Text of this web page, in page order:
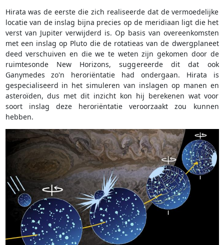
Hirata was de eerste die zich realiseerde dat de vermoedelijke
locatie van de inslag bijna precies op de meridiaan ligt die het
verst van Jupiter verwijderd is. Op basis van overeenkomsten
met een inslag op Pluto die de rotatieas van de dwergplaneet
deed verschuiven en die we te weten zijn gekomen door de
ruimtesonde New Horizons, suggereerde dit dat ook
Ganymedes zo'n heroriëntatie had ondergaan. Hirata is
gespecialiseerd in het simuleren van inslagen op manen en
asteroïden, dus met dit inzicht kon hij berekenen wat voor
soort inslag deze heroriëntatie veroorzaakt zou kunnen
hebben.